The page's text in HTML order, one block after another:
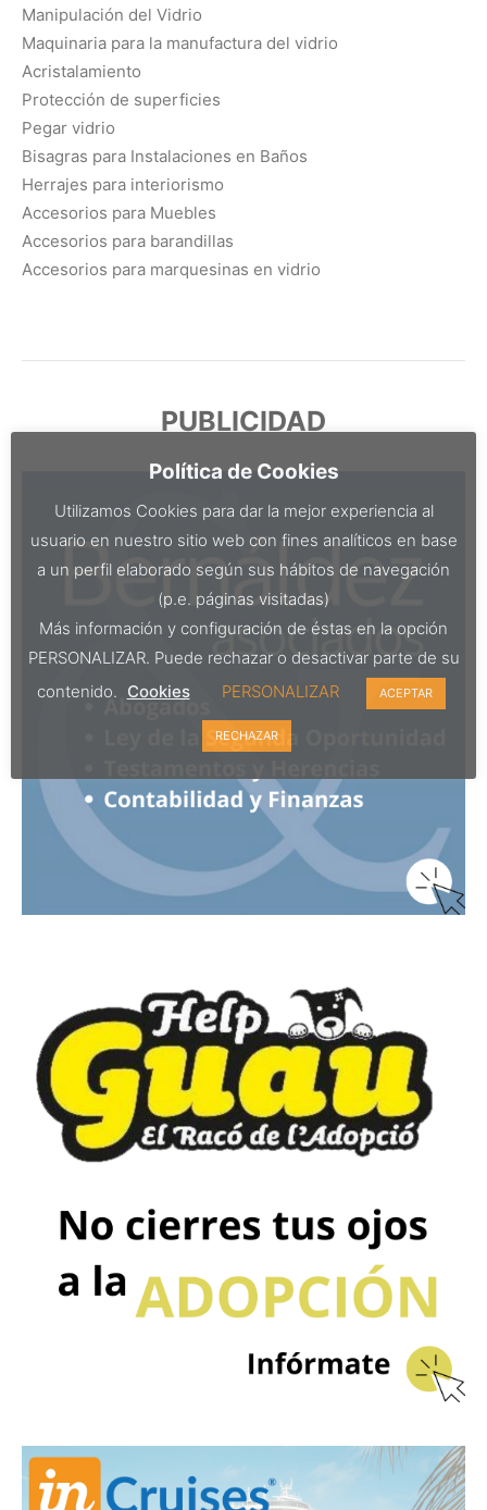
Manipulación del Vidrio
Maquinaria para la manufactura del vidrio
Acristalamiento
Protección de superficies
Pegar vidrio
Bisagras para Instalaciones en Baños
Herrajes para interiorismo
Accesorios para Muebles
Accesorios para barandillas
Accesorios para marquesinas en vidrio
PUBLICIDAD
Política de Cookies
Utilizamos Cookies para dar la mejor experiencia al
usuario en nuestro sitio web con fines analíticos en base
a un perfil elaborado según sus hábitos de navegación
(p.e. páginas visitadas)
Más información y configuración de éstas en la opción
PERSONALIZAR. Puede rechazar o desactivar parte de su
contenido. Cookies PERSONALIZAR ACEPTAR
RECHAZAR